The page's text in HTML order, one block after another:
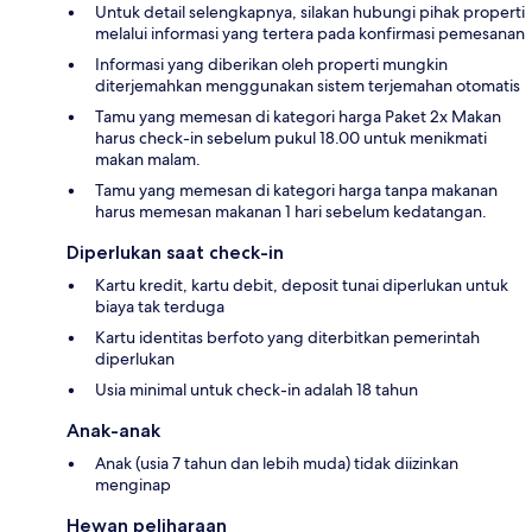
Untuk detail selengkapnya, silakan hubungi pihak properti
melalui informasi yang tertera pada konfirmasi pemesanan
Informasi yang diberikan oleh properti mungkin
diterjemahkan menggunakan sistem terjemahan otomatis
Tamu yang memesan di kategori harga Paket 2x Makan
harus check-in sebelum pukul 18.00 untuk menikmati
makan malam.
Tamu yang memesan di kategori harga tanpa makanan
harus memesan makanan 1 hari sebelum kedatangan.
Diperlukan saat check-in
Kartu kredit, kartu debit, deposit tunai diperlukan untuk
biaya tak terduga
Kartu identitas berfoto yang diterbitkan pemerintah
diperlukan
Usia minimal untuk check-in adalah 18 tahun
Anak-anak
Anak (usia 7 tahun dan lebih muda) tidak diizinkan
menginap
Hewan peliharaan